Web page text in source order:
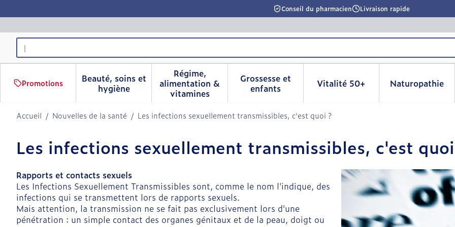
Conseil du pharmacien Livraison rapide
Rechercher
Promotions
Beauté, soins et
hygièneAfficher le sous-menu pour la catégorie Beauté, soins et hygiène
Régime,
alimentation &
vitaminesAfficher le sous-menu pour la catégorie Régime, alimentation &
Grossesse et
enfantsAfficher le sous-menu pour la catégorie
Vitalité 50+Afficher le sous-menu pour
Naturopathie
Afficher
Accueil / Nouvelles de la santé / Les infections sexuellement transmissibles, c'est quoi ?
Les infections sexuellement transmissibles, c'est
Rapports et contacts sexuels
Les Infections Sexuellement Transmissibles sont, comme le nom l'indique, des
infections qui se transmettent lors de rapports sexuels.
Mais attention, la transmission ne se fait pas exclusivement lors d'une
pénétration : un simple contact des organes génitaux et de la peau, doigt ou